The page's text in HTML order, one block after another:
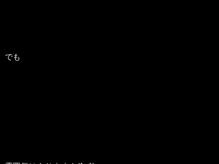
でも